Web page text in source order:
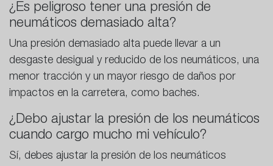
¿Es peligroso tener una presión de
neumáticos demasiado alta?
Una presión demasiado alta puede llevar a un
desgaste desigual y reducido de los neumáticos, una
menor tracción y un mayor riesgo de daños por
impactos en la carretera, como baches.
¿Debo ajustar la presión de los neumáticos
cuando cargo mucho mi vehículo?
Sí, debes ajustar la presión de los neumáticos